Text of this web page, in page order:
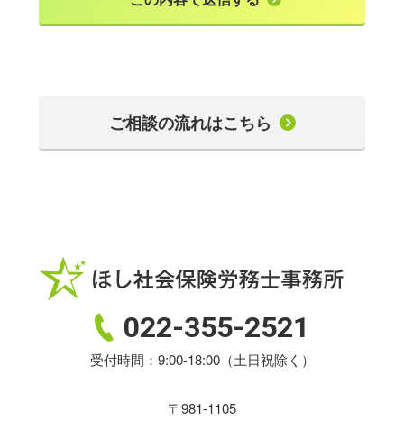
ご相談の流れはこちら
022-355-2521
受付時間：9:00-18:00（土日祝除く）
〒981-1105